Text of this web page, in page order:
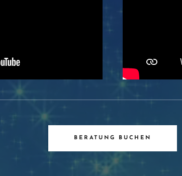
BERATUNG BUCHEN